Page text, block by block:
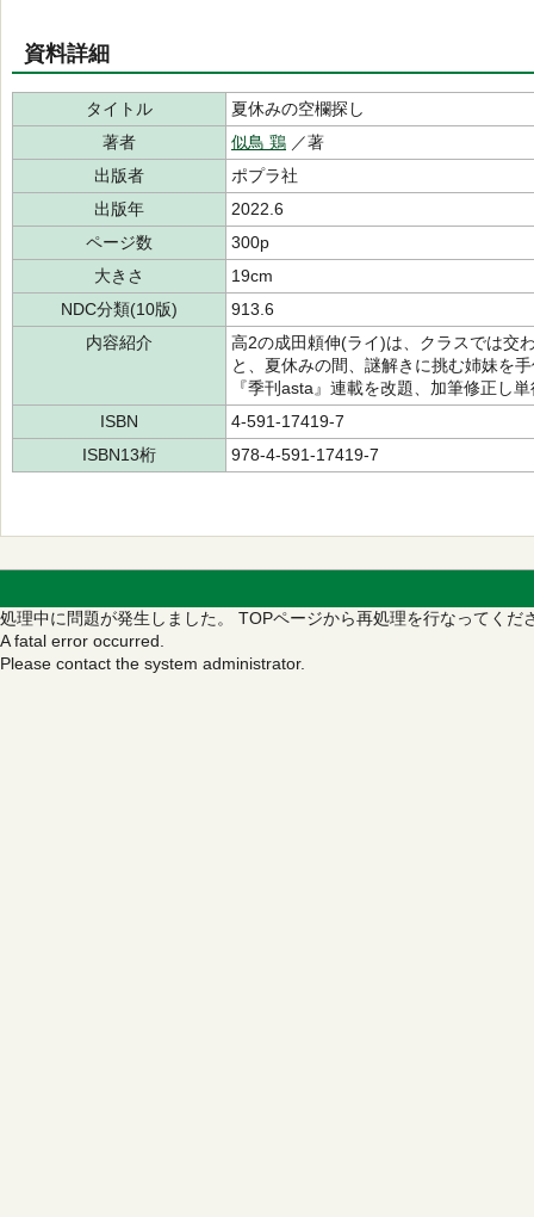
資料詳細
タイトル
夏休みの空欄探し
著者
似鳥 鶏 ／著
出版者
ポプラ社
出版年
2022.6
ページ数
300p
大きさ
19cm
NDC分類(10版)
913.6
内容紹介
高2の成田頼伸(ライ)は、クラスでは交
と、夏休みの間、謎解きに挑む姉妹を
『季刊asta』連載を改題、加筆修正し
ISBN
4-591-17419-7
ISBN13桁
978-4-591-17419-7
処理中に問題が発生しました。 TOPページから再処理を行なってくだ
A fatal error occurred.
Please contact the system administrator.